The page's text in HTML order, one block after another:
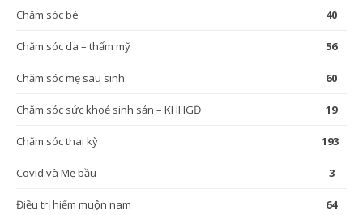
Chăm sóc bé 40
Chăm sóc da – thẩm mỹ 56
Chăm sóc mẹ sau sinh 60
Chăm sóc sức khoẻ sinh sản – KHHGĐ 19
Chăm sóc thai kỳ 193
Covid và Mẹ bầu 3
Điều trị hiếm muộn nam 64